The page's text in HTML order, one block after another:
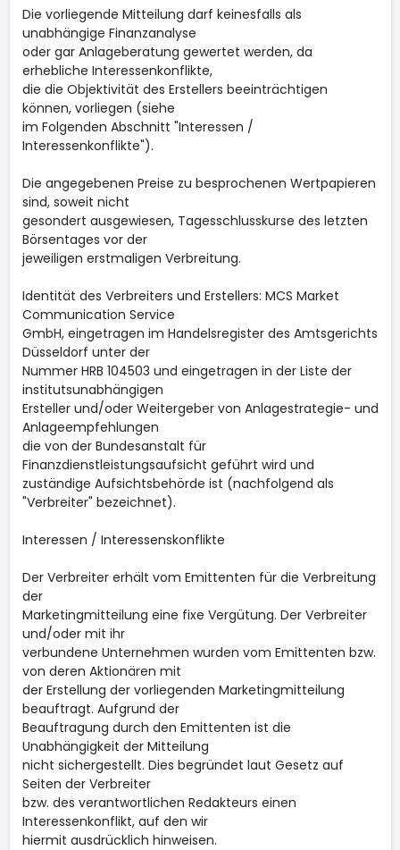
Die vorliegende Mitteilung darf keinesfalls als
unabhängige Finanzanalyse
oder gar Anlageberatung gewertet werden, da
erhebliche Interessenkonflikte,
die die Objektivität des Erstellers beeinträchtigen
können, vorliegen (siehe
im Folgenden Abschnitt "Interessen /
Interessenkonflikte").
Die angegebenen Preise zu besprochenen Wertpapieren
sind, soweit nicht
gesondert ausgewiesen, Tagesschlusskurse des letzten
Börsentages vor der
jeweiligen erstmaligen Verbreitung.
Identität des Verbreiters und Erstellers: MCS Market
Communication Service
GmbH, eingetragen im Handelsregister des Amtsgerichts
Düsseldorf unter der
Nummer HRB 104503 und eingetragen in der Liste der
institutsunabhängigen
Ersteller und/oder Weitergeber von Anlagestrategie- und
Anlageempfehlungen
die von der Bundesanstalt für
Finanzdienstleistungsaufsicht geführt wird und
zuständige Aufsichtsbehörde ist (nachfolgend als
"Verbreiter" bezeichnet).
Interessen / Interessenskonflikte
Der Verbreiter erhält vom Emittenten für die Verbreitung
der
Marketingmitteilung eine fixe Vergütung. Der Verbreiter
und/oder mit ihr
verbundene Unternehmen wurden vom Emittenten bzw.
von deren Aktionären mit
der Erstellung der vorliegenden Marketingmitteilung
beauftragt. Aufgrund der
Beauftragung durch den Emittenten ist die
Unabhängigkeit der Mitteilung
nicht sichergestellt. Dies begründet laut Gesetz auf
Seiten der Verbreiter
bzw. des verantwortlichen Redakteurs einen
Interessenkonflikt, auf den wir
hiermit ausdrücklich hinweisen.